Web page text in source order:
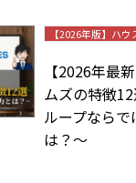
【2026年版】ハ
【2026年最
ムズの特徴
ループならで
は？～